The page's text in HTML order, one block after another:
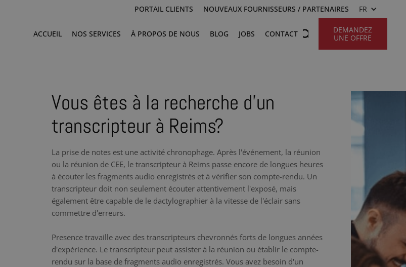
PORTAIL CLIENTS NOUVEAUX FOURNISSEURS / PARTENAIRES FR
ACCUEIL NOS SERVICES À PROPOS DE NOUS BLOG JOBS CONTACT
DEMANDEZ
UNE OFFRE
Vous êtes à la recherche d’un
transcripteur à Reims?
La prise de notes est une activité chronophage. Après l'événement, la réunion
ou la réunion de CEE, le transcripteur à Reims passe encore de longues heures
à écouter les fragments audio enregistrés et à vérifier son compte-rendu. Un
transcripteur doit non seulement écouter attentivement l'exposé, mais
également être capable de le dactylographier à la vitesse de l'éclair sans
commettre d'erreurs.
Presence travaille avec des transcripteurs chevronnés forts de longues années
d'expérience. Le transcripteur peut assister à la réunion ou établir le compte-
rendu sur la base de fragments audio enregistrés. Vous avez besoin d'un